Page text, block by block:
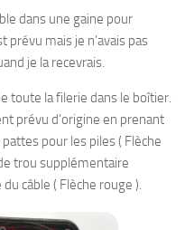
dans une gaine pour
prévu mais je n’avais pas
je la recevrais.
toute la filerie dans le boîtier.
prévu d’origine en prenant
pour les piles ( Flèche
trou supplémentaire
câble ( Flèche rouge ).